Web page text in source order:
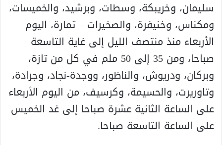
سليمان، وخريبكة، وسطات، وبرشيد، والخميسات،
ومكناس، وخنيفرة، والصخيرات – تمارة، اليوم
الأربعاء منذ منتصف الليل إلى غاية التاسعة
صباحا، ومن 35 إلى 50 ملم في كل من تازة،
وبركان، ودريوش، والناظور، ووجدة-نجاد، وجرادة،
وتاوريرت، والحسيمة، وكرسيف، من اليوم الأربعاء
على الساعة الثانية عشرة صباحا إلى غد الخميس
على الساعة التاسعة صباحا.